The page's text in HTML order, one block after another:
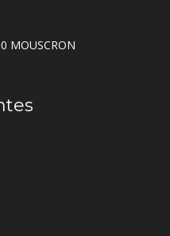
MOUSCRON